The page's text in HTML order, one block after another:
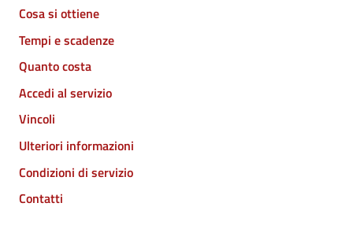
Cosa si ottiene
Tempi e scadenze
Quanto costa
Accedi al servizio
Vincoli
Ulteriori informazioni
Condizioni di servizio
Contatti